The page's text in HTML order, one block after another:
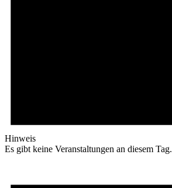
Hinweis
Es gibt keine Veranstaltungen an diesem Tag.